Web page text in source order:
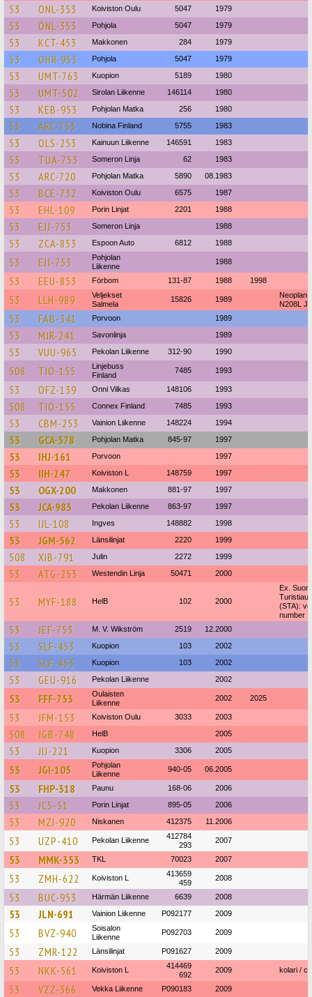
53 ONL-353 Koiviston Oulu 5047 1979
53 ONL-353 Pohjola 5047 1979
53 KCT-453 Makkonen 284 1979
53 OHR-953 Pohjola 5047 1979
53 UMT-763 Kuopion 5189 1980
53 UMT-502 Sirolan Liikenne 146114 1980
53 KEB-953 Pohjolan Matka 256 1980
53 ARC-753 Nobina Finland 5755 1983
53 OLS-253 Kainuun Liikenne 146591 1983
53 TUA-753 Someron Linja 62 1983
53 ARC-720 Pohjolan Matka 5890 08.1983
53 BCE-732 Koiviston Oulu 6575 1987
53 EHL-109 Porin Linjat 2201 1988
53 EJJ-753 Someron Linja 1988
53 ZCA-853 Espoon Auto 6812 1988
53 EJJ-753
Pohjolan
Liikenne
1988
53 EEU-853 Förbom 131-87 1988 1998
53 LLH-989
Veljekset
Salmela
15826 1989
Neoplan
N208L
53 FAB-341 Porvoon 1989
53 MJR-241 Savonlinja 1989
53 VUU-965 Pekolan Liikenne 312-90 1990
508 TIO-155
Linjebuss
Finland
7485 1993
53 OFZ-139 Onni Vilkas 148106 1993
508 TIO-155 Connex Finland 7485 1993
53 CBM-253 Vainion Liikenne 148224 1994
53 GCA-578 Pohjolan Matka 845-97 1997
53 IHJ-161 Porvoon 1997
53 IIH-247 Koiviston L 148759 1997
53 OGX-200 Makkonen 881-97 1997
53 JCA-983 Pekolan Liikenne 863-97 1997
53 IJL-108 Ingves 148882 1998
53 JGM-562 Länsilinjat 2220 1999
508 XIB-791 Julin 2272 1999
53 ATG-253 Westendin Linja 50471 2000
53 MYF-188 HelB 102 2000
Ex.
(STA):
number
53 JEF-753 M. V. Wikström 2519 12.2000
53 SLF-453 Kuopion 103 2002
53 SLF-453 Kuopion 103 2002
53 GEU-916 Pekolan Liikenne 2002
53 FFF-753
Oulaisten
Liikenne
2002 2025
53 JFM-153 Koiviston Oulu 3033 2003
508 JGB-748 HelB 2005
53 JIJ-221 Kuopion 3306 2005
53 JGI-105
Pohjolan
Liikenne
940-05 06.2005
53 FHP-318 Paunu 168-06 2006
53 JCS-51 Porin Linjat 895-05 2006
53 MZI-920 Niskanen 412375 11.2006
53 UZP-410 Pekolan Liikenne
412784
293
2007
53 MMK-353 TKL 70023 2007
53 ZMH-622 Koiviston L
413659
459
2008
53 BUC-953 Härmän Liikenne 6639 2008
53 JLN-691 Vainion Liikenne P092177 2009
53 BVZ-940
Soisalon
Liikenne
P092703 2009
53 ZMR-122 Länsilinjat P091627 2009
53 NKK-561 Koiviston L
414469
692
2009 kolari /
53 VZZ-366 Vekka Liikenne P090183 2009